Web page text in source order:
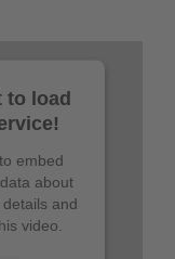
to load
embed
about
and
video.